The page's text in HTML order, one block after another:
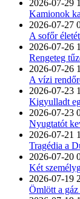
2026-07-29
Kamionok
2026-07-27
A sofőr
2026-07-26
Rengeteg
2026-07-26
A vízi
2026-07-23
Kigyulladt
2026-07-23
Nyugtatót
2026-07-21
Tragédia a
2026-07-20
Két
2026-07-19
Ömlött a